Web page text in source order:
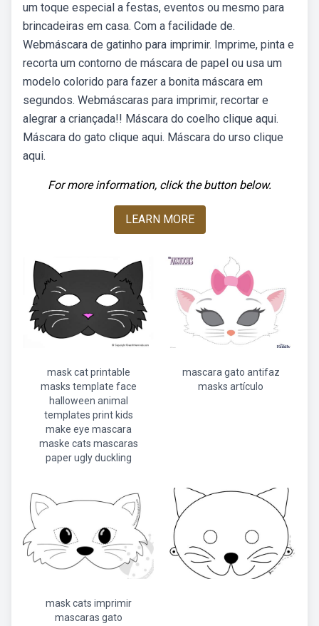
um toque especial a festas, eventos ou mesmo para
brincadeiras em casa. Com a facilidade de.
Webmáscara de gatinho para imprimir. Imprime, pinta e
recorta um contorno de máscara de papel ou usa um
modelo colorido para fazer a bonita máscara em
segundos. Webmáscaras para imprimir, recortar e
alegrar a criançada!! Máscara do coelho clique aqui.
Máscara do gato clique aqui. Máscara do urso clique
aqui.
For more information, click the button below.
LEARN MORE
mask cat printable
masks template face
halloween animal
templates print kids
make eye mascara
maske cats mascaras
paper ugly duckling
mascara gato antifaz
masks artículo
mask cats imprimir
mascaras gato